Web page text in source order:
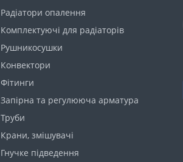
Радіатори опалення
Комплектуючі для радіаторів
Рушникосушки
Конвектори
Фітинги
Запірна та регулююча арматура
Труби
Крани, змішувачі
Гнучке підведення